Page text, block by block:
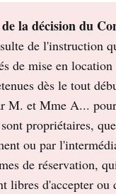
de l'instruction
de mise en
dès le tout
M. et Mme A...
propriétaires,
ou par
de réservation,
libres d'accepter ou